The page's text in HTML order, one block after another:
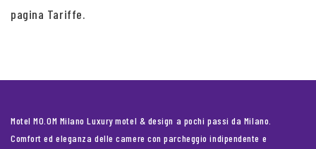
pagina Tariffe.
Motel MO.OM Milano Luxury motel & design a pochi passi da Milano.
Comfort ed eleganza delle camere con parcheggio indipendente e